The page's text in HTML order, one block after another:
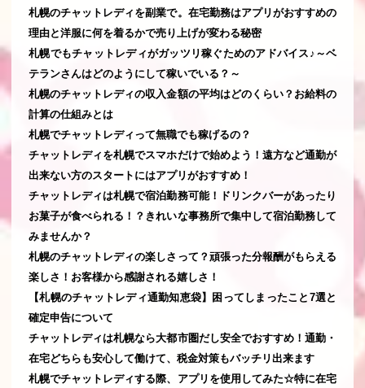
札幌のチャットレディを副業で。在宅勤務はアプリがおすすめの
理由と洋服に何を着るかで売り上げが変わる秘密
札幌でもチャットレディがガッツリ稼ぐためのアドバイス♪～ベ
テランさんはどのようにして稼いでいる？～
札幌のチャットレディの収入金額の平均はどのくらい？お給料の
計算の仕組みとは
札幌でチャットレディって無職でも稼げるの？
チャットレディを札幌でスマホだけで始めよう！遠方など通勤が
出来ない方のスタートにはアプリがおすすめ！
チャットレディは札幌で宿泊勤務可能！ドリンクバーがあったり
お菓子が食べられる！？きれいな事務所で集中して宿泊勤務して
みませんか？
札幌のチャットレディの楽しさって？頑張った分報酬がもらえる
楽しさ！お客様から感謝される嬉しさ！
【札幌のチャットレディ通勤知恵袋】困ってしまったこと7選と
確定申告について
チャットレディは札幌なら大都市圏だし安全でおすすめ！通勤・
在宅どちらも安心して働けて、税金対策もバッチリ出来ます
札幌でチャットレディする際、アプリを使用してみた☆特に在宅